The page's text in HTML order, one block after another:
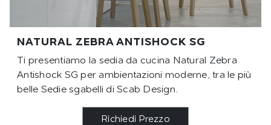
NATURAL ZEBRA ANTISHOCK SG
Ti presentiamo la sedia da cucina Natural Zebra
Antishock SG per ambientazioni moderne, tra le più
belle Sedie sgabelli di Scab Design.
Richiedi Prezzo